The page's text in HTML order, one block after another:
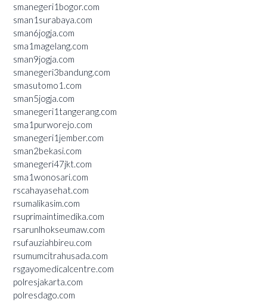
smanegeri1bogor.com
sman1surabaya.com
sman6jogja.com
sma1magelang.com
sman9jogja.com
smanegeri3bandung.com
smasutomo1.com
sman5jogja.com
smanegeri1tangerang.com
sma1purworejo.com
smanegeri1jember.com
sman2bekasi.com
smanegeri47jkt.com
sma1wonosari.com
rscahayasehat.com
rsumalikasim.com
rsuprimaintimedika.com
rsarunlhokseumaw.com
rsufauziahbireu.com
rsumumcitrahusada.com
rsgayomedicalcentre.com
polresjakarta.com
polresdago.com